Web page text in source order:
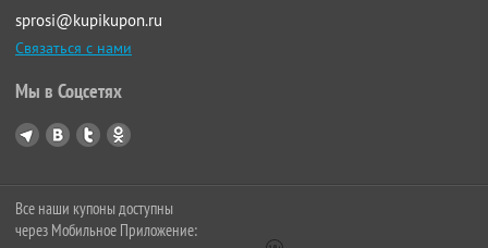
sprosi@kupikupon.ru
Связаться с нами
Мы в Соцсетях
Все наши купоны доступны
через Мобильное Приложение: